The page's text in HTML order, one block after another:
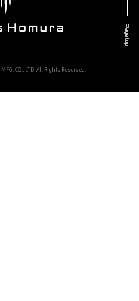
CO., LTD. All Rights Reserved.
Page top